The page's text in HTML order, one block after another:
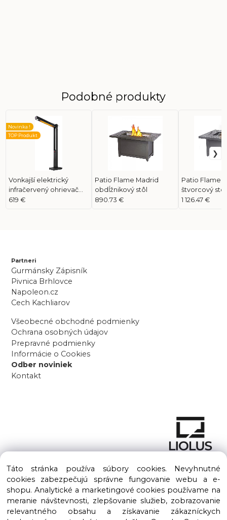
Podobné produkty
Vonkajší elektrický
infračervený ohrievač
Phantom
Novinka !
TOP Produkt
619 €
Patio Flame Madrid
obdĺžnikový stôl
890.73 €
Patio Flame
štvorcový stôl
1 126.47 €
Partneri
Gurmánsky Zápisník
Pivnica Brhlovce
Napoleon.cz
Cech Kachliarov
Všeobecné obchodné podmienky
Ochrana osobných údajov
Prepravné podmienky
Informácie o Cookies
Odber noviniek
Kontakt
Copyright © 2016 – 2026 LIOLUS s.r.o. Všetky práva vyhradené.
Táto stránka používa súbory cookies. Nevyhnutné
cookies zabezpečujú správne fungovanie webu a e-
shopu. Analytické a marketingové cookies používame na
meranie návštevnosti, zlepšovanie služieb, zobrazovanie
relevantného obsahu a získavanie zákazníckych